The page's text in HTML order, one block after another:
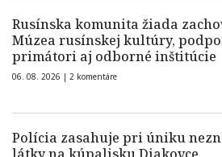
Rusínska komunita žiada
Múzea rusínskej kultúry,
primátori aj odborné inštitúcie
06. 08. 2026 | 2 komentáre
Polícia zasahuje pri úniku